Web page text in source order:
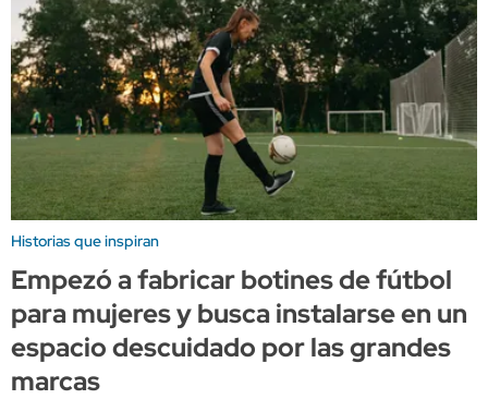
Historias que inspiran
Empezó a fabricar botines de fútbol
para mujeres y busca instalarse en un
espacio descuidado por las grandes
marcas